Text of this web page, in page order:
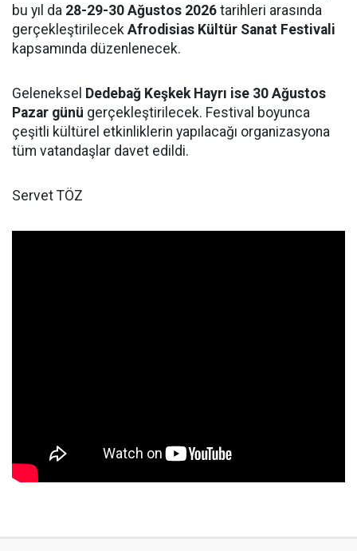
bu yıl da 28-29-30 Ağustos 2026 tarihleri arasında
gerçekleştirilecek Afrodisias Kültür Sanat Festivali
kapsamında düzenlenecek.
Geleneksel Dedebağ Keşkek Hayrı ise 30 Ağustos
Pazar günü gerçekleştirilecek. Festival boyunca
çeşitli kültürel etkinliklerin yapılacağı organizasyona
tüm vatandaşlar davet edildi.
Servet TÖZ